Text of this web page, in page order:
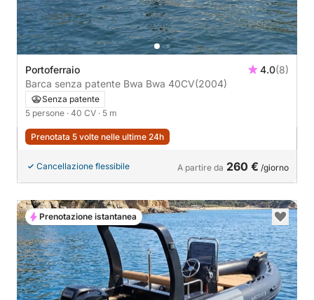
Portoferraio 4.0(8)
Barca senza patente Bwa Bwa 40CV(2004)
Senza patente
5 persone · 40 CV · 5 m
Prenotata 5 volte nelle ultime 24h
Cancellazione flessibile A partire da 260 € /giorno
Prenotazione istantanea